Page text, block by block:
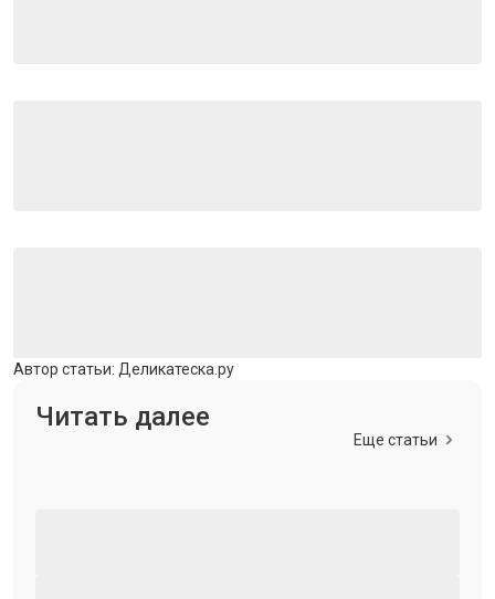
Автор статьи: Деликатеска.ру
Читать далее
Еще статьи